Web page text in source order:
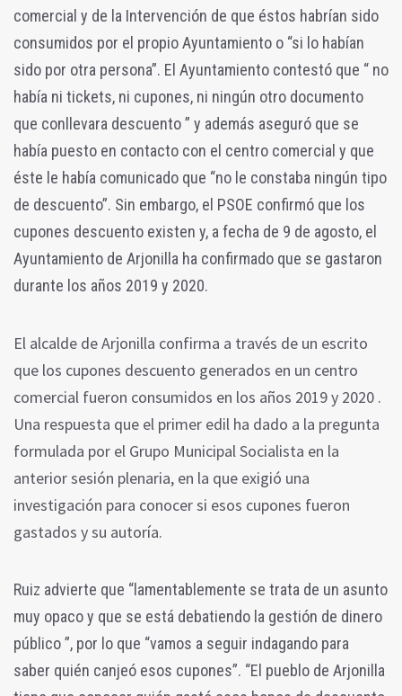
comercial y de la Intervención de que éstos habrían sido
consumidos por el propio Ayuntamiento o “si lo habían
sido por otra persona”. El Ayuntamiento contestó que “ no
había ni tickets, ni cupones, ni ningún otro documento
que conllevara descuento ” y además aseguró que se
había puesto en contacto con el centro comercial y que
éste le había comunicado que “no le constaba ningún tipo
de descuento”. Sin embargo, el PSOE confirmó que los
cupones descuento existen y, a fecha de 9 de agosto, el
Ayuntamiento de Arjonilla ha confirmado que se gastaron
durante los años 2019 y 2020.
El alcalde de Arjonilla confirma a través de un escrito
que los cupones descuento generados en un centro
comercial fueron consumidos en los años 2019 y 2020 .
Una respuesta que el primer edil ha dado a la pregunta
formulada por el Grupo Municipal Socialista en la
anterior sesión plenaria, en la que exigió una
investigación para conocer si esos cupones fueron
gastados y su autoría.
Ruiz advierte que “lamentablemente se trata de un asunto
muy opaco y que se está debatiendo la gestión de dinero
público ”, por lo que “vamos a seguir indagando para
saber quién canjeó esos cupones”. “El pueblo de Arjonilla